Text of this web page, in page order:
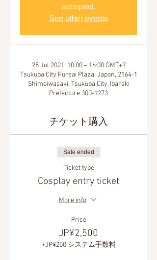
accepted.
See other events
25 Jul 2021, 10:00 – 16:00 GMT+9
Tsukuba City Fureai Plaza, Japan, 2164-1
Shimoiwasaki, Tsukuba City, Ibaraki
Prefecture 300-1273
チケット購入
Sale ended
Ticket type
Cosplay entry ticket
More info
Price
JP¥2,500
+JP¥250 システム手数料